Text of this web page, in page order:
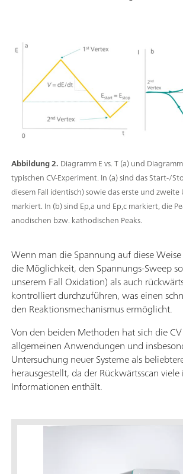
Abbildung 2. Diagramm E vs. T (a) und
typischen CV-Experiment. In (a) sind das Start-/
diesem Fall identisch) sowie das erste und
markiert. In (b) sind Ep,a und Ep,c markiert, die
anodischen bzw. kathodischen Peaks.
Wenn man die Spannung auf diese
die Möglichkeit, den Spannungs-Sweep
unserem Fall Oxidation) als auch
kontrolliert durchzuführen, was einen
den Reaktionsmechanismus ermöglicht.
Von den beiden Methoden hat sich die
allgemeinen Anwendungen und
Untersuchung neuer Systeme als
herausgestellt, da der Rückwärtsscan
Informationen enthält.